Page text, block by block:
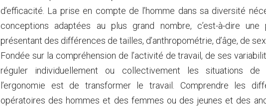
d’efficacité. La prise en compte de l’homme dans sa diversité
conceptions adaptées au plus grand nombre, c’est-à-dire une
présentant des différences de tailles, d’anthropométrie, d’âge, de
Fondée sur la compréhension de l’activité de travail, de ses
réguler individuellement ou collectivement les situations de
l’ergonomie est de transformer le travail. Comprendre les
opératoires des hommes et des femmes ou des jeunes et des